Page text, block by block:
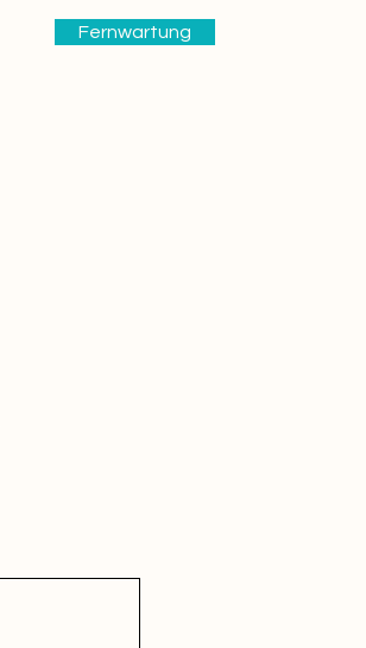
Fernwartung